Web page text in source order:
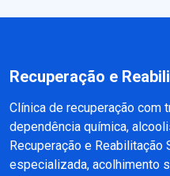
Recuperação e
Clínica de recuperação com
dependência química,
Recuperação e
especializada, acolhimento